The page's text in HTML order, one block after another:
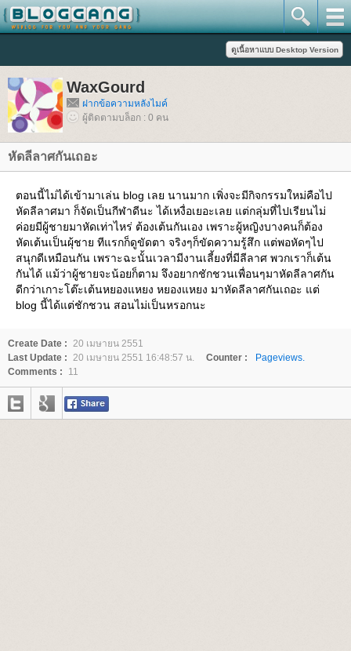
WaxGourd
ฝากข้อความหลังไมค์
ผู้ติดตามบล็อก : 0 คน
หัดลีลาศกันเถอะ
ตอนนี้ไม่ได้เข้ามาเล่น blog เลย นานมาก เพิ่งจะมีกิจกรรมใหม่คือไป
หัดลีลาศมา ก็จัดเป็นกีฬาดีนะ ได้เหงื่อเยอะเลย แต่กลุ่มที่ไปเรียนไม่
ค่อยมีผู้ชายมาหัดเท่าไหร่ ต้องเต้นกันเอง เพราะผู้หญิงบางคนก็ต้อง
หัดเต้นเป็นผุ้ชาย ทีแรกก็ดูขัดตา จริงๆก็ขัดความรู้สึก แต่พอหัดๆไป
สนุกดีเหมือนกัน เพราะฉะนั้นเวลามีงานเลี้ยงที่มีลีลาศ พวกเราก็เต้น
กันได้ แม้ว่าผู้ชายจะน้อยก็ตาม จึงอยากชักชวนเพื่อนๆมาหัดลีลาศกัน
ดีกว่าเกาะโต๊ะเต้นหยองแหยง หยองแหยง มาหัดลีลาศกันเถอะ แต่
blog นี้ได้แต่ชักชวน สอนไม่เป็นหรอกนะ
Create Date : 20 เมษายน 2551
Last Update : 20 เมษายน 2551 16:48:57 น. Counter :
Pageviews.
Comments :
11